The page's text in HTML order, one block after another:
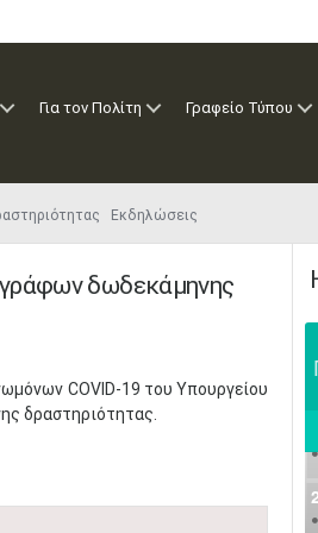
Για τον Πολίτη Γραφείο Τύπου
Εκδηλώσεις
δωδεκάμηνης
COVID-19 του Υπουργείου
δραστηριότητας.
•
•